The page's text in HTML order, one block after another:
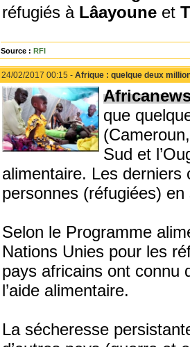
réfugiés à Lâayoune et
Source : RFI
24/02/2017 00:15 - Afrique : quelque deux
que
Sud et
alimentaire. Les
personnes (réfugiées)
Selon le Programme
Nations Unies pour les
pays africains ont connu
l’aide alimentaire.
La sécheresse